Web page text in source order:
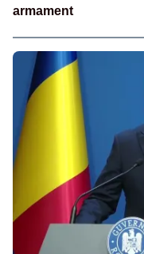
armament